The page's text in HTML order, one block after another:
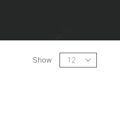
Show